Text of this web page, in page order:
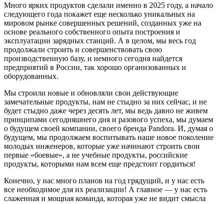
Много ярких продуктов сделали именно в 2025 году, а начало
следующего года покажет еще несколько уникальных на
мировом рынке совершенных решений, созданных уже на
основе реального собственного опыта построения и
эксплуатации зарядных станций. А в целом, мы весь год
продолжали строить и совершенствовать свою
производственную базу, и немного сегодня найдется
предприятий в России, так хорошо организованных и
оборудованных.
Мы строили новые и обновляли свои действующие
замечательные продукты, нам не стыдно за них сейчас, и не
будет стыдно даже через десять лет, мы ведь давно не живем
принципами сегодняшнего дня и разового успеха, мы думаем
о будущем своей компании, своего бренда Pandora. И, думая о
будущем, мы продолжаем воспитывать наше новое поколение
молодых инженеров, которые уже начинают строить свои
первые «боевые», а не учебные продукты, российские
продукты, которыми нам всем еще предстоит гордиться!
Конечно, у нас много планов на год грядущий, и у нас есть
все необходимое для их реализации! А главное — у нас есть
слаженная и мощная команда, которая уже не видит смысла